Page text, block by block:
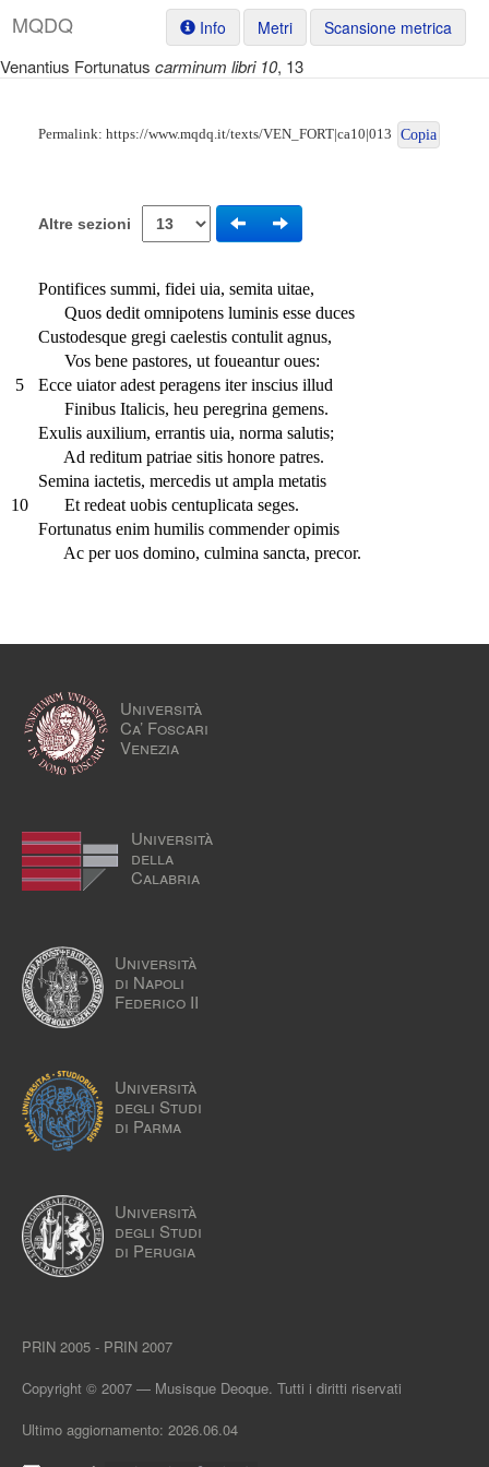
MQDQ Info Metri Scansione metrica
Venantius Fortunatus carminum libri 10, 13
Permalink: https://www.mqdq.it/texts/VEN_FORT|ca10|013 Copia
Altre sezioni
Pontifices summi, fidei uia, semita uitae,
Quos dedit omnipotens luminis esse duces
Custodesque gregi caelestis contulit agnus,
Vos bene pastores, ut foueantur oues:
5
Ecce uiator adest peragens iter inscius illud
Finibus Italicis, heu peregrina gemens.
Exulis auxilium, errantis uia, norma salutis;
Ad reditum patriae sitis honore patres.
Semina iactetis, mercedis ut ampla metatis
10
Et redeat uobis centuplicata seges.
Fortunatus enim humilis commender opimis
Ac per uos domino, culmina sancta, precor.
Università
Ca’ Foscari
Venezia
Università
della
Calabria
Università
di Napoli
Federico II
Università
degli Studi
di Parma
Università
degli Studi
di Perugia
PRIN 2005 - PRIN 2007
Copyright © 2007 — Musisque Deoque. Tutti i diritti riservati
Ultimo aggiornamento: 2026.06.04